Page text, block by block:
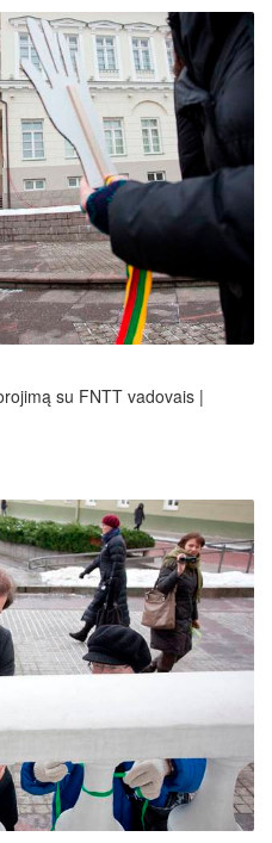
su FNTT vadovais |